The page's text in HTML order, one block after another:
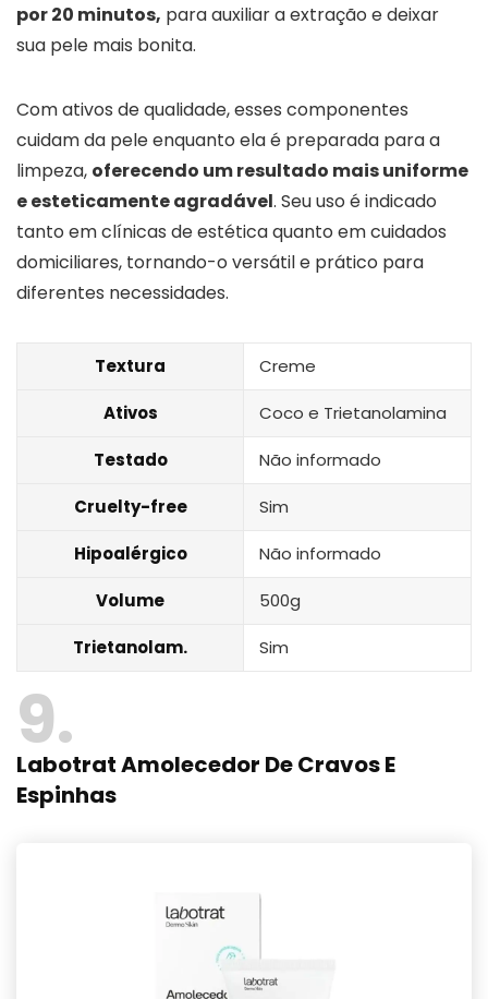
por 20 minutos, para auxiliar a extração e deixar
sua pele mais bonita.
Com ativos de qualidade, esses componentes
cuidam da pele enquanto ela é preparada para a
limpeza, oferecendo um resultado mais uniforme
e esteticamente agradável. Seu uso é indicado
tanto em clínicas de estética quanto em cuidados
domiciliares, tornando-o versátil e prático para
diferentes necessidades.
Textura Creme
Ativos Coco e Trietanolamina
Testado Não informado
Cruelty-free Sim
Hipoalérgico Não informado
Volume 500g
Trietanolam. Sim
9
Labotrat Amolecedor De Cravos E
Espinhas